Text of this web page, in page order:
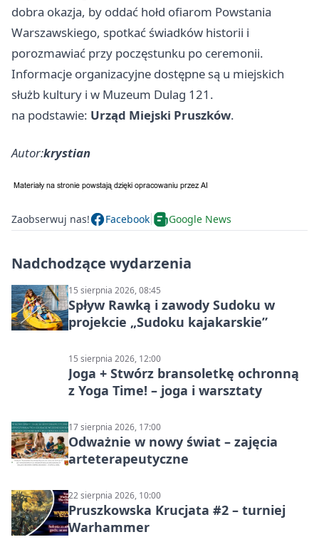
dobra okazja, by oddać hołd ofiarom Powstania
Warszawskiego, spotkać świadków historii i
porozmawiać przy poczęstunku po ceremonii.
Informacje organizacyjne dostępne są u miejskich
służb kultury i w Muzeum Dulag 121.
na podstawie: Urząd Miejski Pruszków.
Autor:krystian
Zaobserwuj nas! Facebook Google News
Nadchodzące wydarzenia
15 sierpnia 2026, 08:45
Spływ Rawką i zawody Sudoku w
projekcie „Sudoku kajakarskie”
15 sierpnia 2026, 12:00
Joga + Stwórz bransoletkę ochronną
z Yoga Time! – joga i warsztaty
17 sierpnia 2026, 17:00
Odważnie w nowy świat – zajęcia
arteterapeutyczne
22 sierpnia 2026, 10:00
Pruszkowska Krucjata #2 – turniej
Warhammer